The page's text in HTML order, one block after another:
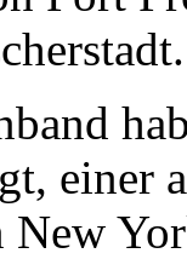
einer
New